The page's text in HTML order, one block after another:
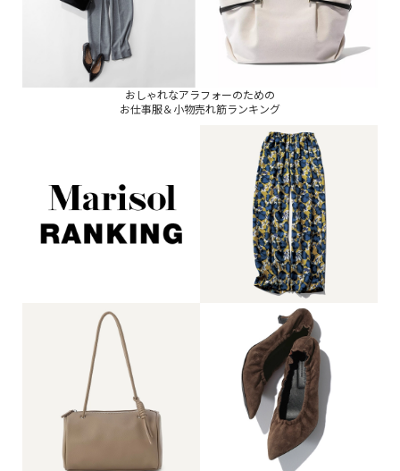
おしゃれなアラフォーのための
お仕事服＆小物売れ筋ランキング